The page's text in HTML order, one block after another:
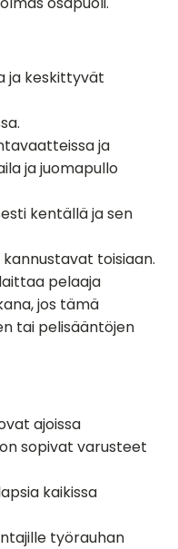
ja keskittyvät
ja
ja juomapullo
kentällä ja sen
toisiaan.
pelaaja
jos tämä
tai pelisääntöjen
ajoissa
sopivat varusteet
kaikissa
työrauhan